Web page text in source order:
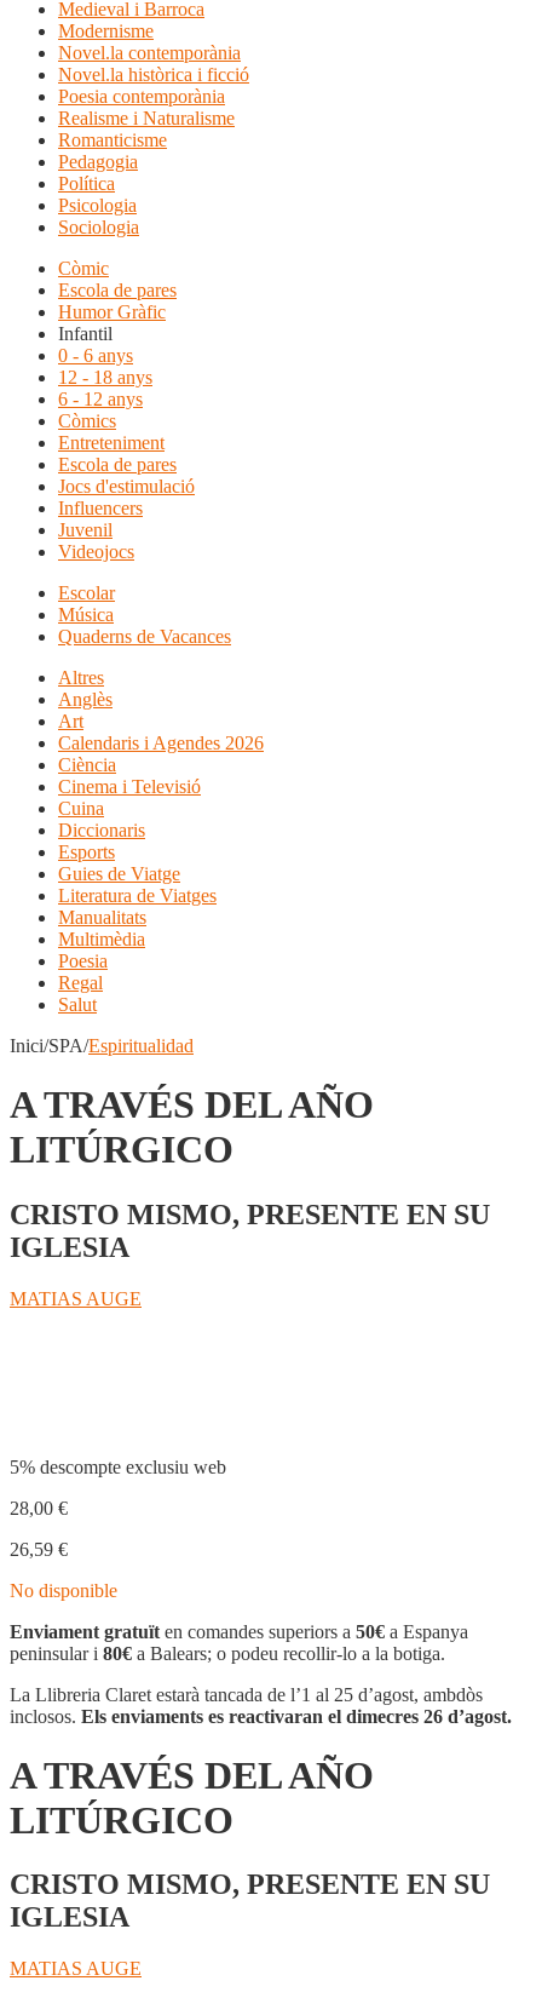
Medieval i Barroca
Modernisme
Novel.la contemporània
Novel.la històrica i ficció
Poesia contemporània
Realisme i Naturalisme
Romanticisme
Pedagogia
Política
Psicologia
Sociologia
Còmic
Escola de pares
Humor Gràfic
Infantil
0 - 6 anys
12 - 18 anys
6 - 12 anys
Còmics
Entreteniment
Escola de pares
Jocs d'estimulació
Influencers
Juvenil
Videojocs
Escolar
Música
Quaderns de Vacances
Altres
Anglès
Art
Calendaris i Agendes 2026
Ciència
Cinema i Televisió
Cuina
Diccionaris
Esports
Guies de Viatge
Literatura de Viatges
Manualitats
Multimèdia
Poesia
Regal
Salut
Inici/SPA/Espiritualidad
A TRAVÉS DEL AÑO
LITÚRGICO
CRISTO MISMO, PRESENTE EN SU
IGLESIA
MATIAS AUGE
5% descompte exclusiu web
28,00 €
26,59 €
No disponible
Enviament gratuït en comandes superiors a 50€ a Espanya
peninsular i 80€ a Balears; o podeu recollir-lo a la botiga.
La Llibreria Claret estarà tancada de l’1 al 25 d’agost, ambdòs
inclosos. Els enviaments es reactivaran el dimecres 26 d’agost.
A TRAVÉS DEL AÑO
LITÚRGICO
CRISTO MISMO, PRESENTE EN SU
IGLESIA
MATIAS AUGE